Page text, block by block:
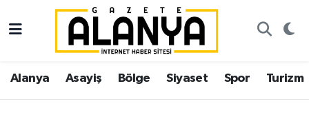
Alanya Asayiş Bölge Siyaset Spor Turizm
Alanya
Asayiş
İstanbul Nöbetçi Eczaneler
İstanbul Hava Durumu